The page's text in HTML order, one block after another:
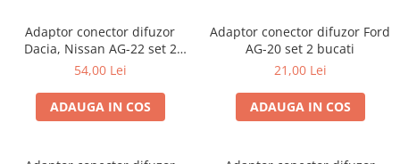
Adaptor conector difuzor
Dacia, Nissan AG-22 set 2
bucati
54,00 Lei
ADAUGA IN COS
Adaptor conector difuzor Ford
AG-20 set 2 bucati
21,00 Lei
ADAUGA IN COS